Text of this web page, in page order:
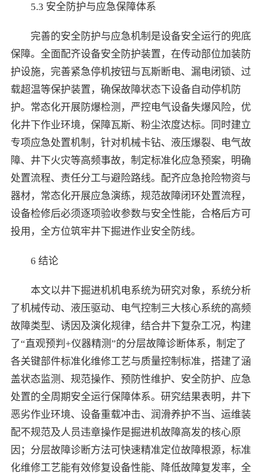
5.3 安全防护与应急保障体系
完善的安全防护与应急机制是设备安全运行的兜底
保障。全面配齐设备安全防护装置，在传动部位加装防
护设施，完善紧急停机按钮与瓦斯断电、漏电闭锁、过
载超温等保护装置，确保故障状态下设备自动停机防
护。常态化开展防爆检测，严控电气设备失爆风险，优
化井下作业环境，保障瓦斯、粉尘浓度达标。同时建立
专项应急处置机制，针对机械卡钻、液压爆裂、电气故
障、井下火灾等高频事故，制定标准化应急预案，明确
处置流程、责任分工与避险路线。配齐应急抢险物资与
器材，常态化开展应急演练，规范故障闭环处置流程，
设备检修后必须逐项验收参数与安全性能，合格后方可
投用，全方位筑牢井下掘进作业安全防线。
6 结论
本文以井下掘进机机电系统为研究对象，系统分析
了机械传动、液压驱动、电气控制三大核心系统的高频
故障类型、诱因及演化规律，结合井下复杂工况，构建
了“直观预判+仪器精测”的分层故障诊断体系，制定了
各关键部件标准化维修工艺与质量控制标准，搭建了涵
盖状态监测、规范操作、预防性维护、安全防护、应急
处置的全周期安全运行保障体系。研究结果表明，井下
恶劣作业环境、设备重载冲击、润滑养护不当、运维装
配不规范及人员违章操作是掘进机故障高发的核心原
因；分层故障诊断方法可快速精准定位故障根源，标准
化维修工艺能有效修复设备性能、降低故障复发率，全